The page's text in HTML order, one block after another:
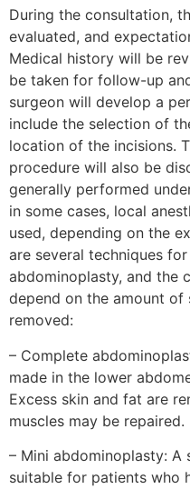
During the consultation,
evaluated, and
Medical history will be
be taken for follow-up
surgeon will develop a
include the selection of
location of the incisions.
procedure will also be
generally performed
in some cases, local
used, depending on the
are several techniques
abdominoplasty, and the
depend on the amount
removed:
– Complete
made in the lower
Excess skin and fat are
muscles may be repaired.
– Mini abdominoplasty: A
suitable for patients who